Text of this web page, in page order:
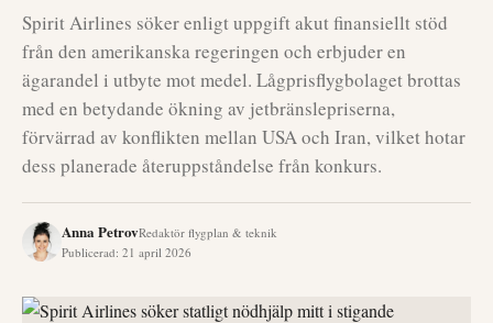
Spirit Airlines söker enligt uppgift akut finansiellt stöd
från den amerikanska regeringen och erbjuder en
ägarandel i utbyte mot medel. Lågprisflygbolaget brottas
med en betydande ökning av jetbränslepriserna,
förvärrad av konflikten mellan USA och Iran, vilket hotar
dess planerade återuppståndelse från konkurs.
Anna PetrovRedaktör flygplan & teknik
Publicerad: 21 april 2026